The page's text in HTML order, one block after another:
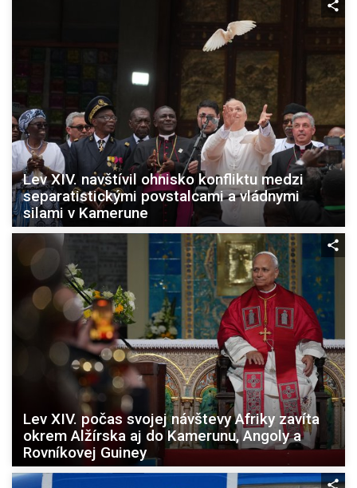
Lev XIV. navštívil ohnisko konfliktu medzi
separatistickými povstalcami a vládnymi
silami v Kamerune
Lev XIV. počas svojej návštevy Afriky zavíta
okrem Alžírska aj do Kamerunu, Angoly a
Rovníkovej Guiney